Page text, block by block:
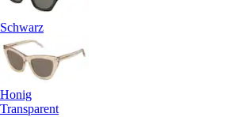
Schwarz
Honig
Transparent